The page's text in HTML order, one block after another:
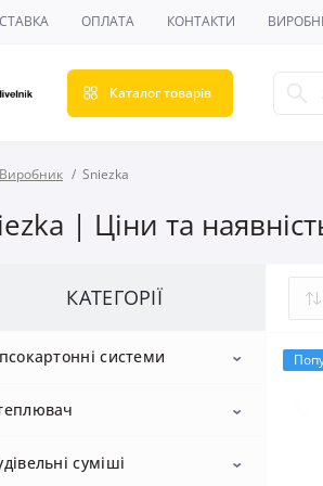
ОПЛАТА КОНТАКТИ
Каталог товарів
Виробник Sniezka
| Ціни та
КАТЕГОРІЇ
системи
Гіпсокартон
Стельовий гіпсокартон
Профіль для гіпсокартону
Пінопласт суміші